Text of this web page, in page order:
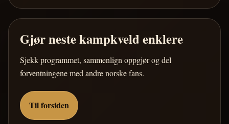
Gjør neste kampkveld enklere
Sjekk programmet, sammenlign oppgjør og del
forventningene med andre norske fans.
Til forsiden